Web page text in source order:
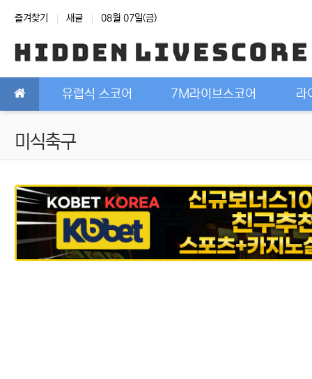
상단 네비
즐겨찾기 새글 08월 07일(금)
메인 메뉴유럽식 스코어 7M라이브스코어 라
미식축구